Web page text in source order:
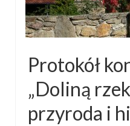
Protokół
„Doliną
przyroda i